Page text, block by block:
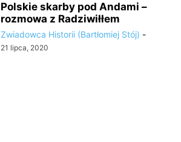
Polskie skarby pod Andami –
rozmowa z Radziwiłłem
Zwiadowca Historii (Bartłomiej Stój) -
21 lipca, 2020